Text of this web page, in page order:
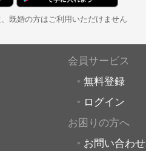
既婚の方はご利用いただけません
会員サービス
無料登録
ログイン
お困りの方へ
お問い合わせ